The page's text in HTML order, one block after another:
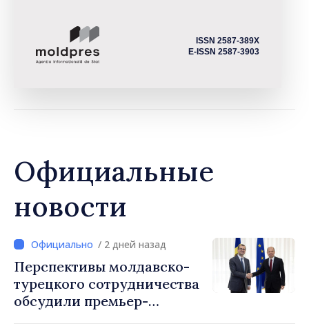
ISSN 2587-389X
E-ISSN 2587-3903
Официальные
новости
/ 2 дней назад
Перспективы молдавско-
турецкого сотрудничества
обсудили премьер-